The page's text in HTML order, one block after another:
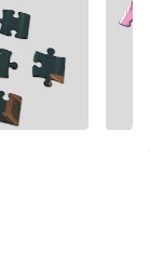
的大腦，這是一
各種不同系列